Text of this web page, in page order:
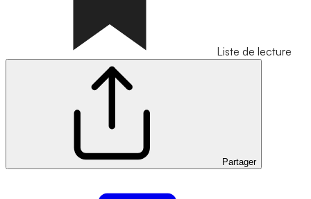
Liste de lecture
Partager